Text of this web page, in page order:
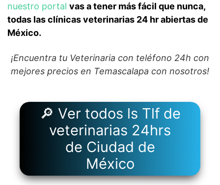
nuestro portal vas a tener más fácil que nunca,
todas las clínicas veterinarias 24 hr abiertas de
México.
¡Encuentra tu Veterinaria con teléfono 24h con
mejores precios en Temascalapa con nosotros!
🔎 Ver todos ls Tlf de
veterinarias 24hrs
de Ciudad de
México